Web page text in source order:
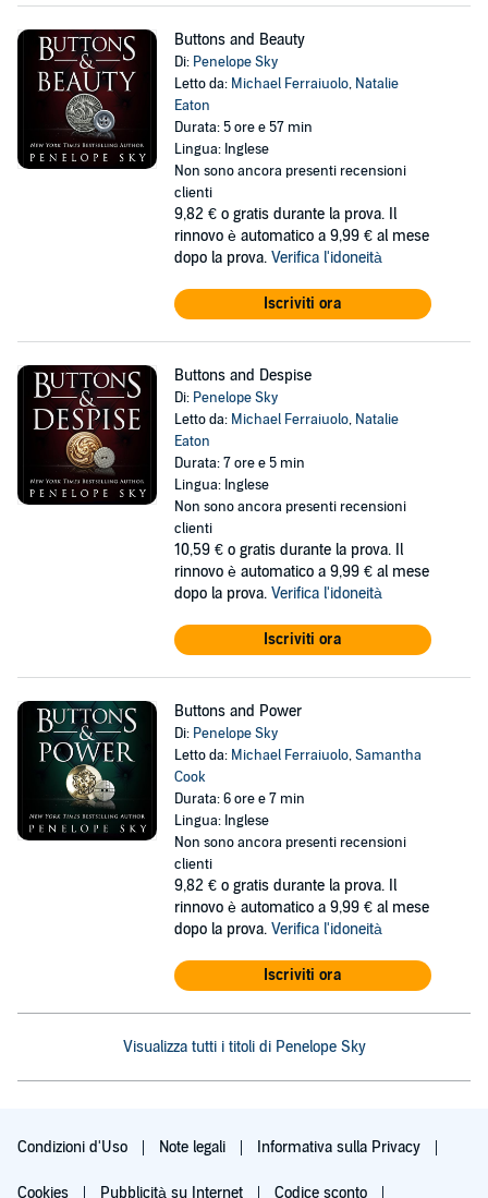
Buttons and Beauty
Di: Penelope Sky
Letto da: Michael Ferraiuolo, Natalie
Eaton
Durata: 5 ore e 57 min
Lingua: Inglese
Non sono ancora presenti recensioni
clienti
9,82 € o gratis durante la prova. Il
rinnovo è automatico a 9,99 € al mese
dopo la prova. Verifica l'idoneità
Iscriviti ora
Buttons and Despise
Di: Penelope Sky
Letto da: Michael Ferraiuolo, Natalie
Eaton
Durata: 7 ore e 5 min
Lingua: Inglese
Non sono ancora presenti recensioni
clienti
10,59 € o gratis durante la prova. Il
rinnovo è automatico a 9,99 € al mese
dopo la prova. Verifica l'idoneità
Iscriviti ora
Buttons and Power
Di: Penelope Sky
Letto da: Michael Ferraiuolo,Samantha
Cook
Durata: 6 ore e 7 min
Lingua: Inglese
Non sono ancora presenti recensioni
clienti
9,82 € o gratis durante la prova. Il
rinnovo è automatico a 9,99 € al mese
dopo la prova. Verifica l'idoneità
Iscriviti ora
Visualizza tutti i titoli di Penelope Sky
Condizioni d'Uso Note legali Informativa sulla Privacy
Cookies Pubblicità su Internet Codice sconto